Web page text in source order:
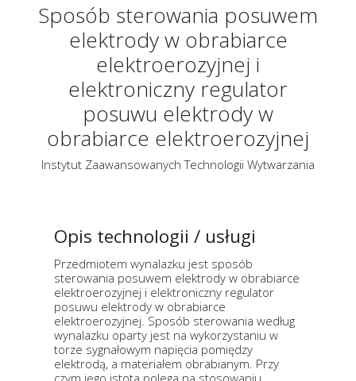
Sposób sterowania posuwem
elektrody w obrabiarce
elektroerozyjnej i
elektroniczny regulator
posuwu elektrody w
obrabiarce elektroerozyjnej
Instytut Zaawansowanych Technologii Wytwarzania
Opis technologii / usługi
Przedmiotem wynalazku jest sposób
sterowania posuwem elektrody w obrabiarce
elektroerozyjnej i elektroniczny regulator
posuwu elektrody w obrabiarce
elektroerozyjnej. Sposób sterowania według
wynalazku oparty jest na wykorzystaniu w
torze sygnałowym napięcia pomiędzy
elektrodą, a materiałem obrabianym. Przy